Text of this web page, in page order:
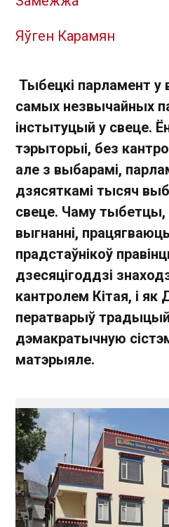
Яўген Карамян
Тыбецкі парламент у
самых незвычайных
інстытуцый у свеце.
тэрыторыі, без
але з выбарамі,
дзясяткамі тысяч
свеце. Чаму тыбетцы,
выгнанні,
прадстаўнікоў
дзесяцігоддзі
кантролем Кітая, і
ператварыў
дэмакратычную
матэрыяле.